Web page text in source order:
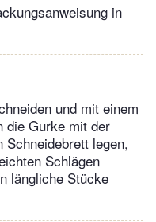
in
und mit einem
die Gurke mit der
Schneidebrett legen,
Schlägen
längliche Stücke